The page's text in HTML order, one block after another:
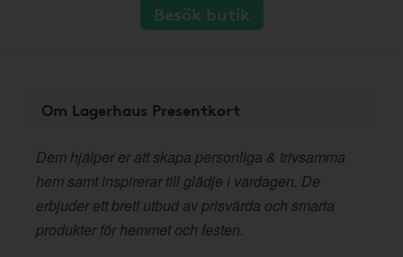
Besök butik
Om Lagerhaus Presentkort
Dem hjälper er att skapa personliga & trivsamma
hem samt inspirerar till glädje i vardagen. De
erbjuder ett brett utbud av prisvärda och smarta
produkter för hemmet och festen.